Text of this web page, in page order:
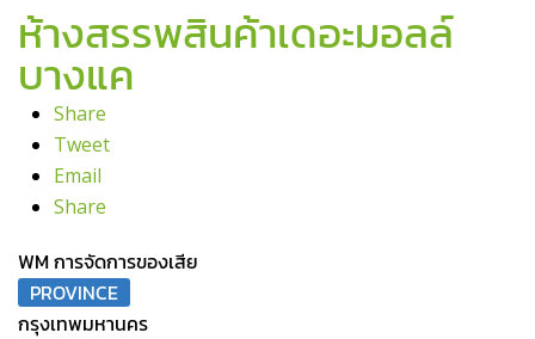
ห้างสรรพสินค้าเดอะมอลล์
บางแค
Share
Tweet
Email
Share
WM การจัดการของเสีย
PROVINCE
กรุงเทพมหานคร